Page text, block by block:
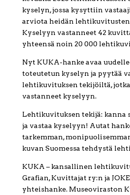
kyselyn, jossa kysyttiin
arviota heidän
Kyselyyn vastanneet 42
yhteensä noin 20 000
Nyt KUKA-hanke avaa
toteutetun kyselyn ja pyytää
lehtikuvituksen tekijöiltä,
vastanneet kyselyyn.
Lehtikuvituksen tekijä: kanna
ja vastaa kyselyyn! Autat
tarkemman,
kuvan Suomessa tehdystä
KUKA – kansallinen
Grafian, Kuvittajat ry:n ja
yhteishanke. Museoviraston